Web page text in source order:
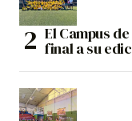
El Campus
final a su